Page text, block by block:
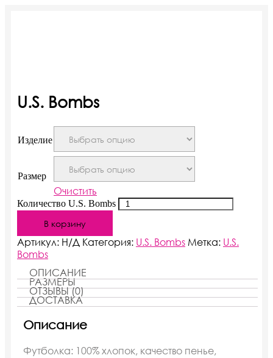
U.S. Bombs
Изделие
Размер
Очистить
Количество U.S. Bombs
В корзину
Артикул: Н/Д Категория: U.S. Bombs Метка: U.S.
Bombs
ОПИСАНИЕ
РАЗМЕРЫ
ОТЗЫВЫ (0)
ДОСТАВКА
Описание
Футболка: 100% хлопок, качество пенье,